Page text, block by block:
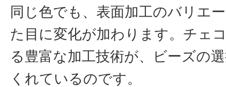
同じ色でも、表面加工のバリエ
た目に変化が加わります。チェ
る豊富な加工技術が、ビーズの
くれているのです。